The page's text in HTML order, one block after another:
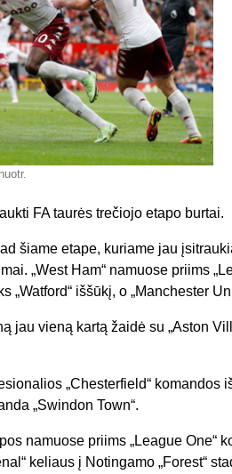
FA taurės trečiojo etapo burtai.
šiame etape, kuriame jau
„West Ham“ namuose priims
„Watford“ iššūkį, o „Manchester
jau vieną kartą žaidė su „Aston
„Chesterfield“ komandos
„Swindon Town“.
namuose priims „League One“
keliaus į Notingamo „Forest“